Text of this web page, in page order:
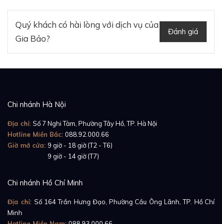
Quý khách có hài lòng với dịch vụ của
Gia Bảo?
Đánh giá
Chi nhánh Hà Nội
Địa chỉ: Số 7 Nghi Tàm, Phường Tây Hồ, TP. Hà Nội
Hotline Miền Bắc: 088.92.000.66
Giờ mở cửa: 9 giờ - 18 giờ (T2 - T6)
9 giờ - 14 giờ (T7)
Chi nhánh Hồ Chí Minh
Địa chỉ: Số 164 Trần Hưng Đạo, Phường Cầu Ông Lãnh, TP. Hồ Chí
Minh